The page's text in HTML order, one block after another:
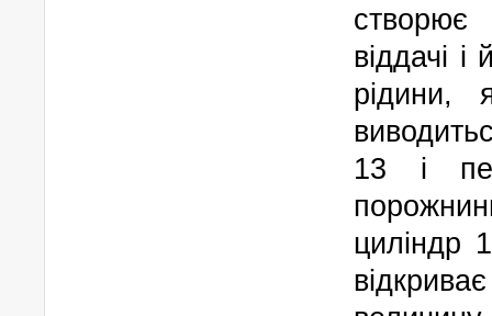
створює
віддачі
рідини,
13 і
циліндр